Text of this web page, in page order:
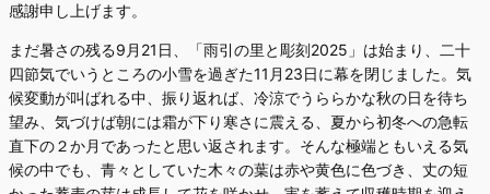
感謝申し上げます。
まだ暑さの残る9月21日、「雨引の里と彫刻2025」は始まり、二十
四節気でいうところの小雪を過ぎた11月23日に幕を閉じました。気
候変動が叫ばれる中、振り返れば、冷涼でうららかな秋の日を待ち
望み、気づけば朝には霜が下り寒さに震える、夏から初冬への急転
直下の２か月であったと思い返されます。そんな極端ともいえる気
候の中でも、青々としていた木々の葉は赤や黄色に色づき、丈の短